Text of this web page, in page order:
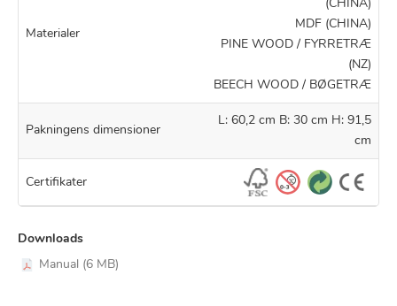
Materialer
(CHINA)
MDF (CHINA)
PINE WOOD / FYRRETRÆ
(NZ)
BEECH WOOD / BØGETRÆ
Pakningens dimensioner
L: 60,2 cm B: 30 cm H: 91,5
cm
Certifikater
Downloads
Manual (6 MB)